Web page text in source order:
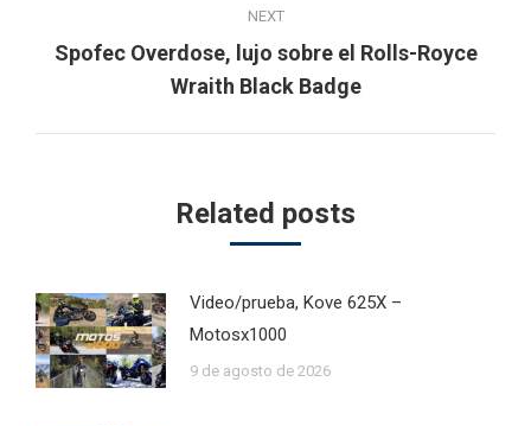
NEXT
Next
post:
Spofec Overdose, lujo sobre el Rolls-Royce
Wraith Black Badge
Related posts
Video/prueba, Kove 625X –
Motosx1000
9 de agosto de 2026